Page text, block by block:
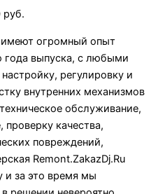
руб.
огромный опыт
года выпуска, с любыми
регулировку и
внутренних механизмов
обслуживание,
качества,
повреждений,
Remont.ZakazDj.Ru
и за это время мы